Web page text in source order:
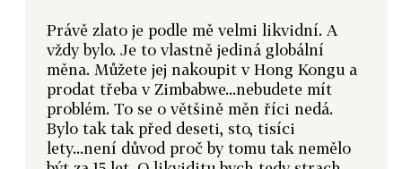
Právě zlato je podle mě velmi likvidní. A
vždy bylo. Je to vlastně jediná globální
měna. Můžete jej nakoupit v Hong Kongu a
prodat třeba v Zimbabwe...nebudete mít
problém. To se o většině měn říci nedá.
Bylo tak tak před deseti, sto, tisíci
lety...není důvod proč by tomu tak nemělo